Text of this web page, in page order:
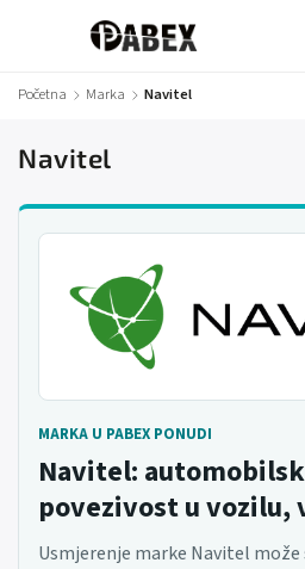
Početna / Marka / Navitel
Navitel
MARKA U PABEX PONUDI
Navitel:
povezivost u vozilu,
Usmjerenje marke Navitel